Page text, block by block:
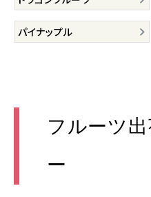
パイナップル
フルーツ
ー